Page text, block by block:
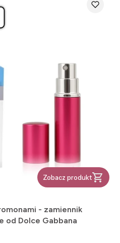
Zobacz produkt
- zamiennik
od Dolce Gabbana